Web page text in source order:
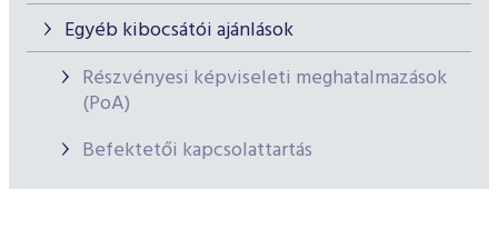
Egyéb kibocsátói ajánlások
Részvényesi képviseleti meghatalmazások
(PoA)
Befektetői kapcsolattartás